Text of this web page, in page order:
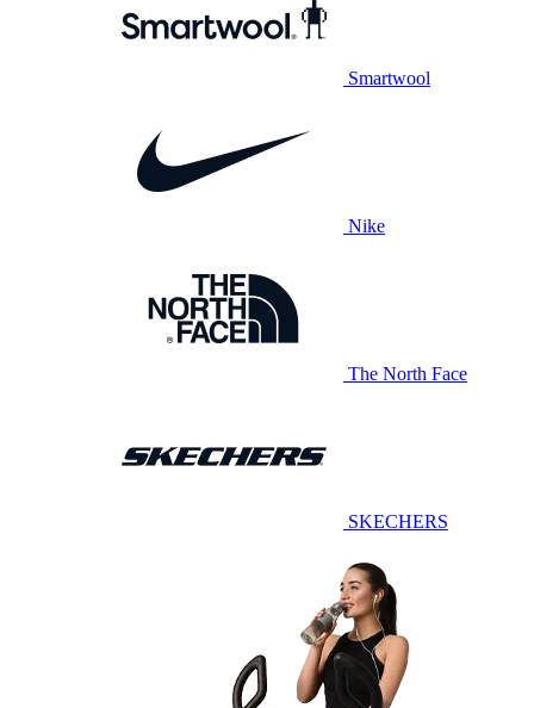
Smartwool
Nike
The North Face
SKECHERS